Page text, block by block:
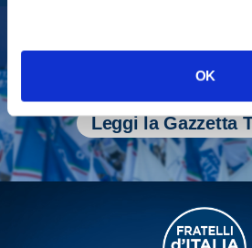
OK
Leggi la Gazzetta